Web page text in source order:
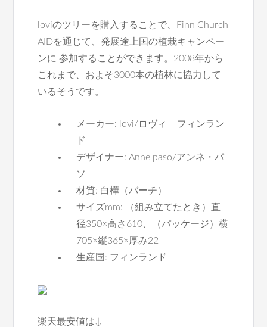
loviのツリーを購入することで、Finn Church
AIDを通じて、発展途上国の植栽キャンペー
ンに 参加することができます。2008年から
これまで、およそ3000本の植林に協力して
いるそうです。
メーカー: lovi/ロヴィ – フィンラン
ド
デザイナー: Anne paso/アンネ・パ
ソ
材質: 白樺（バーチ）
サイズmm: （組み立てたとき）直
径350×高さ610、（パッケージ）横
705×縦365×厚み22
生産国: フィンランド
楽天最安値は↓